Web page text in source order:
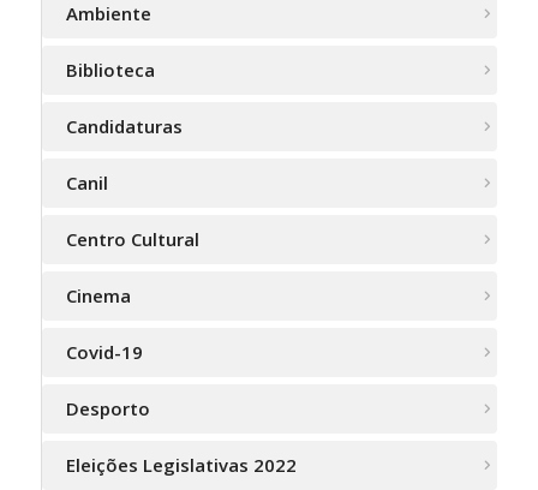
Ambiente
Biblioteca
Candidaturas
Canil
Centro Cultural
Cinema
Covid-19
Desporto
Eleições Legislativas 2022